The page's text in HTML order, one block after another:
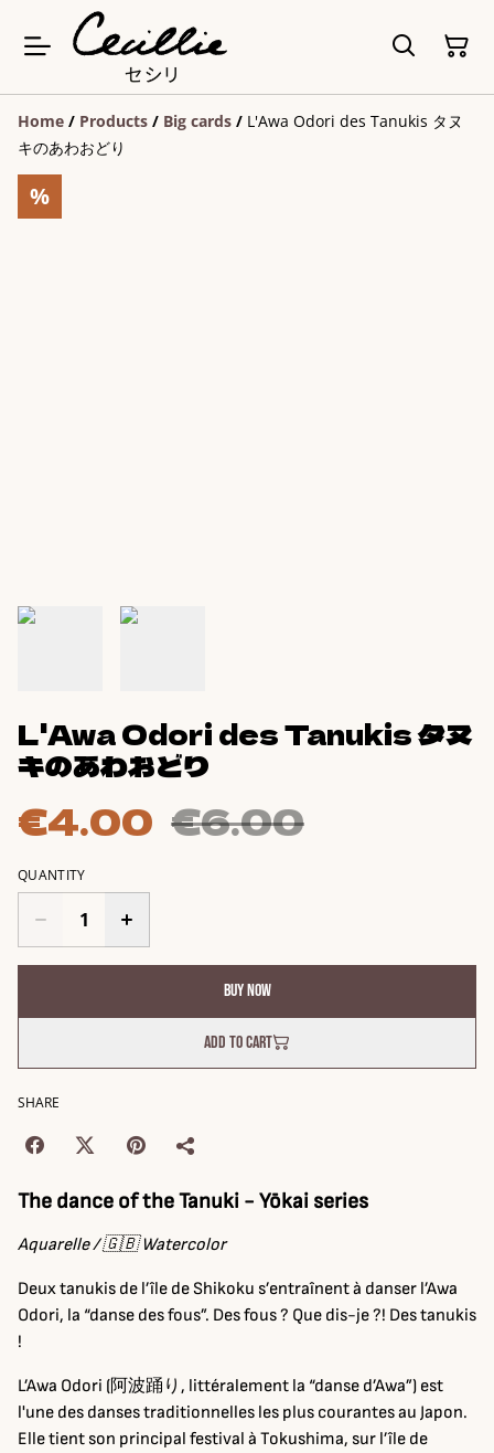
Home / Products / Big cards / L'Awa Odori des Tanukis タヌ
キのあわおどり
%
L'Awa Odori des Tanukis タヌ
キのあわおどり
€4.00 €6.00
QUANTITY
Buy now
Add to cart
SHARE
The dance of the Tanuki - Yōkai series
Aquarelle / 🇬🇧 Watercolor
Deux tanukis de l’île de Shikoku s’entraînent à danser l’Awa
Odori, la “danse des fous”. Des fous ? Que dis-je ?! Des tanukis
!
L’Awa Odori (阿波踊り, littéralement la “danse d’Awa”) est
l'une des danses traditionnelles les plus courantes au Japon.
Elle tient son principal festival à Tokushima, sur l’île de